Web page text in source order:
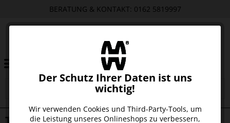
BERATUNG & KONTAKT: 0162 5819997
Der Schutz Ihrer Daten ist uns
wichtig!
Wir verwenden Cookies und Third-Party-Tools, um
die Leistung unseres Onlineshops zu verbessern,